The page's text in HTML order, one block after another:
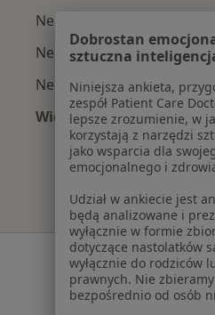
Neurolodzy z INTER
Neurolodzy z Signal Iduna
Neurolodzy z Compensa
Więcej (8)
Więcej w kategorii:
Dobrostan
sztuczna
Niniejsza ankieta,
zespół Patient Care
lepsze zrozumienie, w
korzystają z narzędzi
jako wsparcia dla
emocjonalnego i
Udział w ankiecie jest
będą analizowane i
wyłącznie w formie
dotyczące nastolatków
wyłącznie do rodziców
prawnych. Nie
bezpośrednio od osób